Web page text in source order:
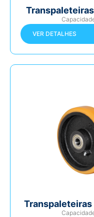
Transpaleteiras
VER DETALHES
Transpaleteiras